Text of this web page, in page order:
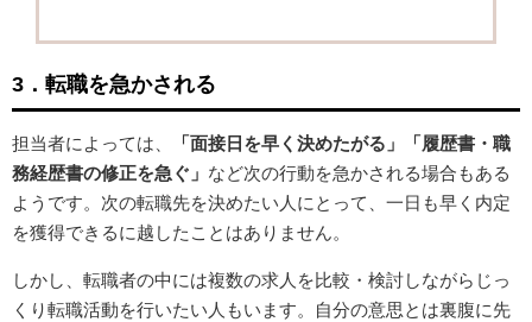
3．転職を急かされる
担当者によっては、
「面接日を早く決めたがる」「履歴書・職
務経歴書の修正を急ぐ」 など次の行動を急かされる場合もある
ようです。次の転職先を決めたい人にとって、一日も早く内定
を獲得できるに越したことはありません。
しかし、転職者の中には複数の求人を比較・検討しながらじっ
くり転職活動を行いたい人もいます。自分の意思とは裏腹に先